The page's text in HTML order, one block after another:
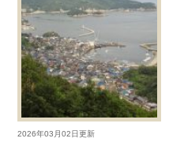
2026年03月02日更新